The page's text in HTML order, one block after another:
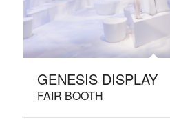
GENESIS DISPLAY
FAIR BOOTH